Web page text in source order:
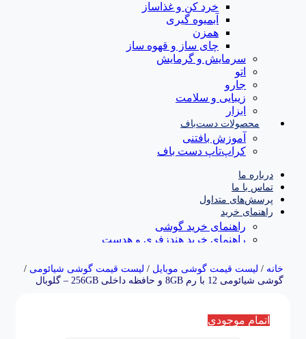
خرد کن و غذاساز
آبمیوه گیری
همزن
چای ساز و قهوه ساز
سرمایش و گرمایش
اتو
جارو
زیبایی و سلامت
ابزار
محصولات دست‌باف
آموزش بافتنی
کراپ‌تاپ دست باف
درباره ما
تماس با ما
پرسش‌های متداول
راهنمای خرید
راهنمای خرید گوشی
راهنمای خرید هندزفری و هدست
خانه / لیست قیمت گوشی موبایل / لیست قیمت گوشی شیائومی /
گوشی شیائومی 12 با رم 8GB و حافظه داخلی 256GB – گلوبال
اتمام موجودی